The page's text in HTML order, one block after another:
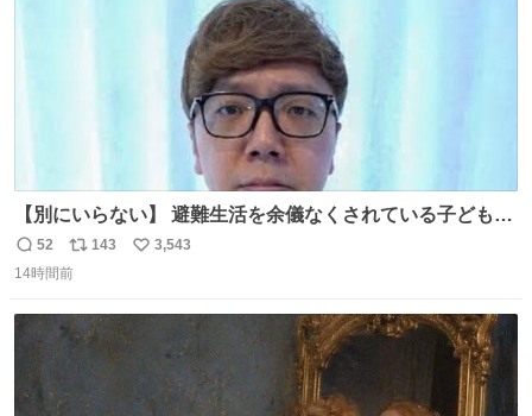
【別にいらない】 避難生活を余儀なくされている子どもた
ちのためにヒカキンボックス1000個を寄付させていただき
ました
返
信
52
リ
ポ
ト
143
い
3,543
14時間前